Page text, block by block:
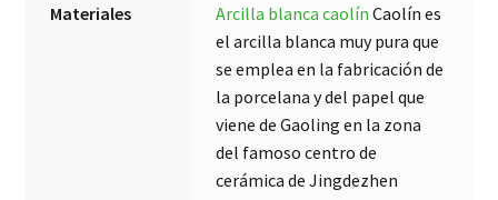
Materiales Arcilla blanca caolín Caolín es
el arcilla blanca muy pura que
se emplea en la fabricación de
la porcelana y del papel que
viene de Gaoling en la zona
del famoso centro de
cerámica de Jingdezhen